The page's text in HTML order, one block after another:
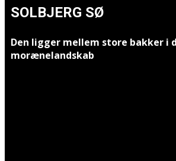
SOLBJERG SØ
Den ligger mellem store bakker i
morænelandskab